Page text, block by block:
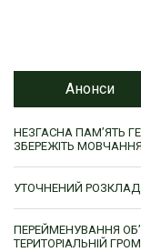
Анонси
НЕЗГАСНА ПАМ’ЯТЬ
ЗБЕРЕЖІТЬ
УТОЧНЕНИЙ РОЗКЛАД
ПЕРЕЙМЕНУВАННЯ
ТЕРИТОРІАЛЬНІЙ